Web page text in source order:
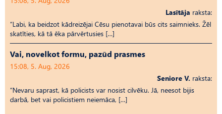
Lasītāja raksta:
“Labi, ka beidzot kādreizējai Cēsu pienotavai būs cits saimnieks. Žēl
skatīties, kā tā ēka pārvērtusies […]
Vai, novelkot formu, pazūd prasmes
15:08, 5. Aug, 2026
Seniore V. raksta:
“Nevaru saprast, kā policists var nosist cilvēku. Jā, neesot bijis
darbā, bet vai policistiem neiemāca, […]